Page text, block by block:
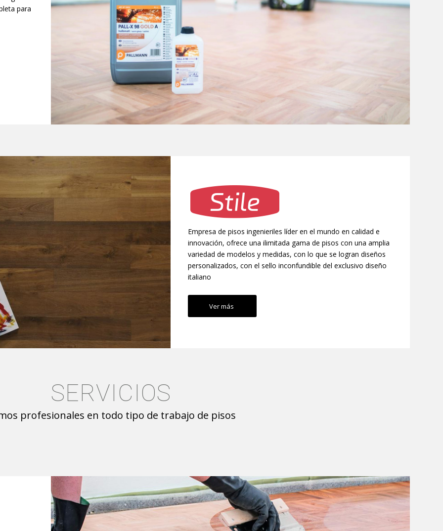
para
Empresa de pisos ingenieriles líder en el mundo en calidad e
innovación, ofrece una ilimitada gama de pisos con una amplia
variedad de modelos y medidas, con lo que se logran diseños
personalizados, con el sello inconfundible del exclusivo diseño
italiano
Ver más
SERVICIOS
profesionales en todo tipo de trabajo de pisos